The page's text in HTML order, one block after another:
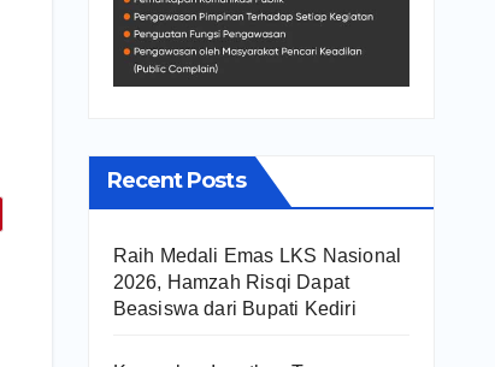
Recent Posts
Raih Medali Emas LKS Nasional
2026, Hamzah Risqi Dapat
Beasiswa dari Bupati Kediri